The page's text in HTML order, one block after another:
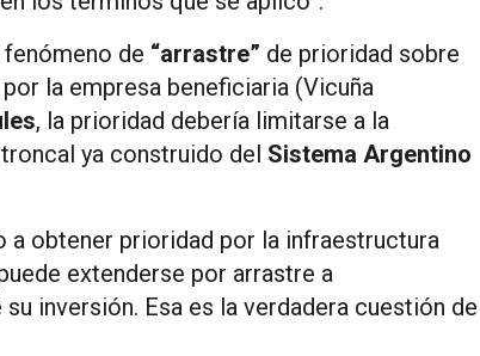
de “arrastre” de prioridad sobre
la empresa beneficiaria (Vicuña
, la prioridad debería limitarse a la
ya construido del Sistema Argentino
a obtener prioridad por la infraestructura
extenderse por arrastre a
inversión. Esa es la verdadera cuestión de